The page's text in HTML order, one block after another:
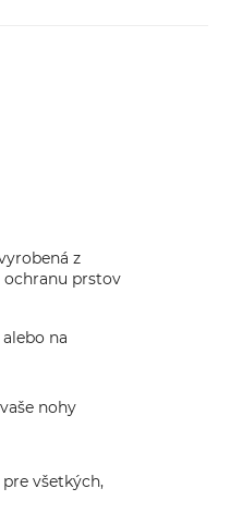
z
ochranu prstov
na
nohy
všetkých,